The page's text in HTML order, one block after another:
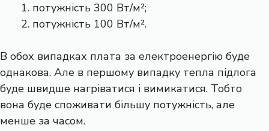
потужність 300 Вт/м²;
потужність 100 Вт/м².
В обох випадках плата за електроенергію буде
однакова. Але в першому випадку тепла підлога
буде швидше нагріватися і вимикатися. Тобто
вона буде споживати більшу потужність, але
менше за часом.